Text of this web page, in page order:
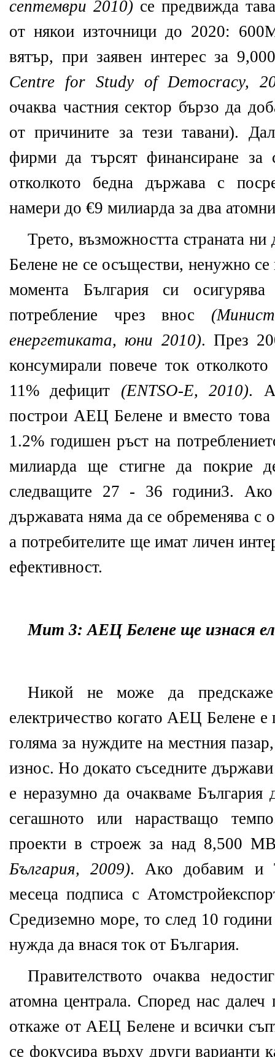
септември 2010) се предвижда
от някои източници до 2020:
вятър, при заявен интерес за
Centre for Study of Democracy,
очаква частния сектор бързо да
от причините за тези тавани).
фирми да търсят финансиране за
отколкото бедна държава с
намери до €9 милиарда за два
Трето, възможността страната
Белене не се осъществи, ненужно
момента България си
потребление чрез внос
енергетиката, юни 2010). През
консумирали повече ток
11% дефицит (ENTSO-E, 2010).
построи АЕЦ Белене и вместо
1.2% годишен ръст на
милиарда ще стигне да покрие
следващите 27 - 36 години3. Ако
държавата няма да се обременява с
а потребителите ще имат личен
ефективност.
Мит 3: АЕЦ Белене ще изнася
Никой не може да
електричество когато АЕЦ Белене е
голяма за нуждите на местния
износ. Но докато съседните
е неразумно да очакваме
сегашното или нарастващо
проекти в строеж за над 8,500
България, 2009). Ако добавим и
месеца подписа с
Средиземно море, то след 10
нужда да внася ток от България.
Правителството очаква
атомна централа. Според нас
откаже от АЕЦ Белене и всички
се фокусира върху други варианти